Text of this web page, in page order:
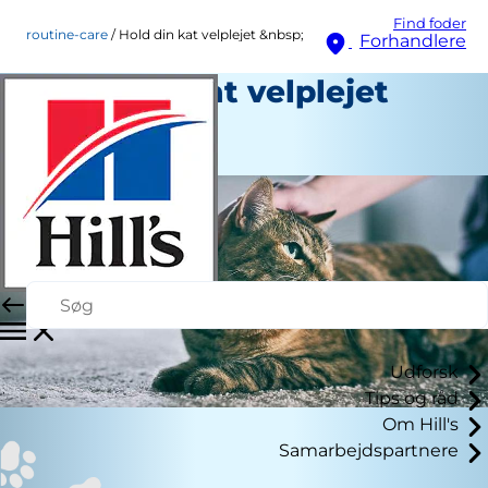
Find foder
Forhandlere
Udforsk
Tips og råd
Om Hill's
Samarbejdspartnere
routine-care Hold din kat velplejet &nbsp;
Hold din kat velplejet
Rutinepleje
Personale Forfatter